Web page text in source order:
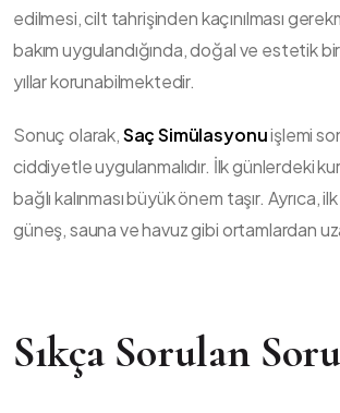
edilmesi, cilt tahrişinden kaçınılması
bakım uygulandığında, doğal ve estetik
yıllar korunabilmektedir.
Sonuç olarak,Saç Simülasyonuişlemi
ciddiyetle uygulanmalıdır. İlk günlerdeki
bağlı kalınması büyük önem taşır. Ayrıca,
güneş, sauna ve havuz gibi ortamlardan
Sıkça Sorulan